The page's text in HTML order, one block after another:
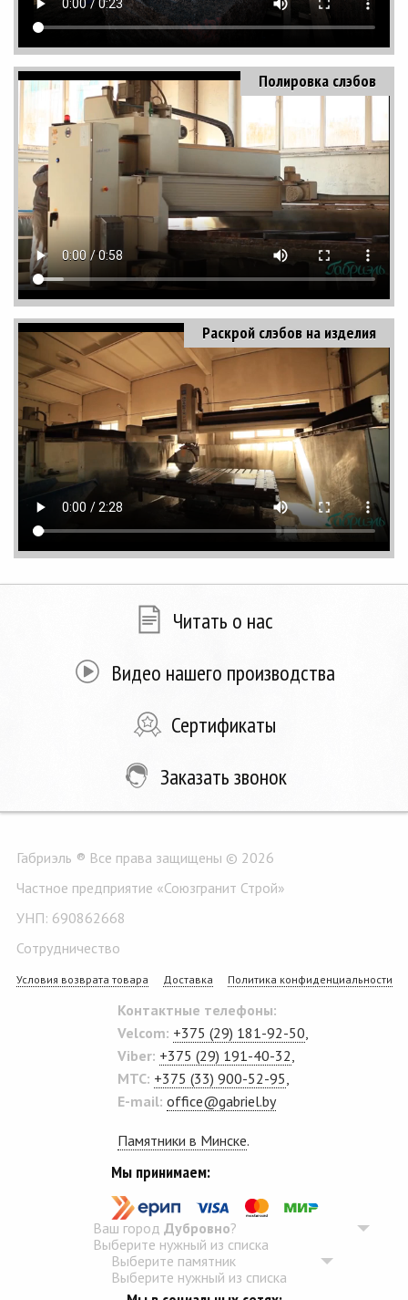
Полировка слэбов
Раскрой слэбов на изделия
Читать о нас
Видео нашего производства
Сертификаты
Заказать звонок
Габриэль ® Все права защищены © 2026
Частное предприятие «Союзгранит Строй»
УНП: 690862668
Сотрудничество
Условия возврата товара Доставка Политика конфиденциальности
Контактные телефоны:
Velcom: +375 (29) 181-92-50,
Viber: +375 (29) 191-40-32,
MTC: +375 (33) 900-52-95,
E-mail: office@gabriel.by
Памятники в Минске.
Мы принимаем:
Ваш городДубровно?
Выберите нужный из списка
Выберите памятник
Выберите нужный из списка